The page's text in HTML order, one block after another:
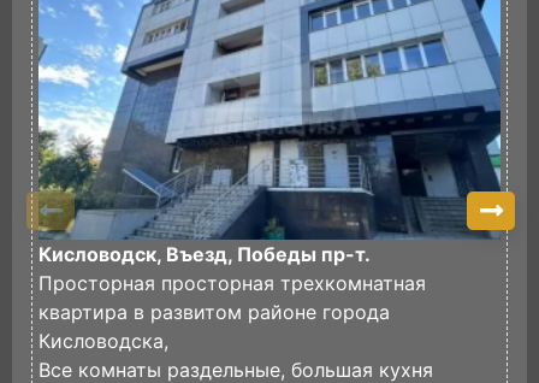
Кисловодск, Въезд, Победы пр-т.
Просторная просторная трехкомнатная
квартира в развитом районе города
Кисловодска,
Все комнаты раздельные, большая кухня